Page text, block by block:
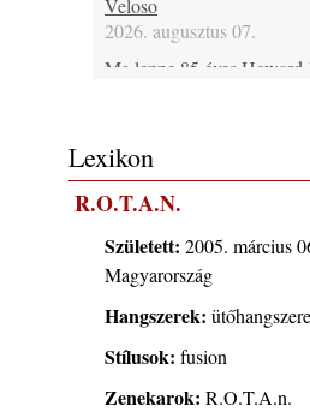
Veloso
2026. augusztus 07.
Ma lenne 85 éves Howard
2026. augusztus 07.
Jazz-rock albumok 1985-
„Sweet Sphere”
2026. augusztus 07.
Fusio Group feat. Kertész
2026. augusztus 07.
2026. augusztus 07.
Jazz-rock albumok 1984-
Lexikon
R.O.T.A.N.
Született: 2005. március
Magyarország
Hangszerek:
Stílusok: fusion
Zenekarok: R.O.T.A.n.